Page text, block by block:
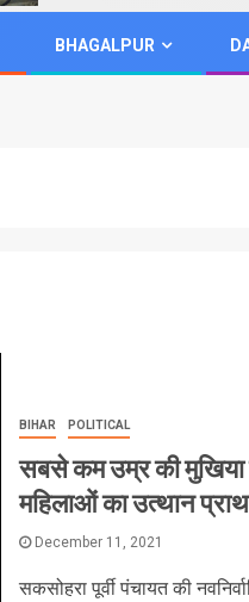
BHAGALPUR
BIHAR POLITICAL
सबसे कम उम्र की मुखिया
महिलाओं का उत्थान
December 11, 2021
सकसोहरा पूर्वी पंचायत की